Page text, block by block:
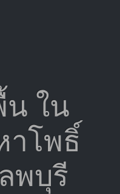
ใน
าโพธิ์
พบุรี